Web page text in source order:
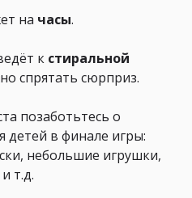
на часы.
к стиральной
спрятать сюрприз.
позаботьтесь о
в финале игры:
небольшие игрушки,
т.д.